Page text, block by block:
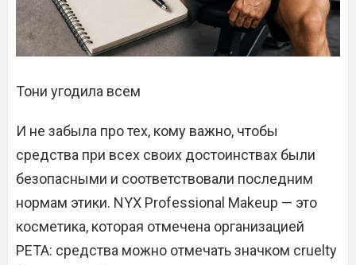
Тони угодила всем
И не забыла про тех, кому важно, чтобы
средства при всех своих достоинствах были
безопасными и соответствовали последним
нормам этики. NYX Professional Makeup — это
косметика, которая отмечена организацией
PETA: средства можно отмечать значком cruelty